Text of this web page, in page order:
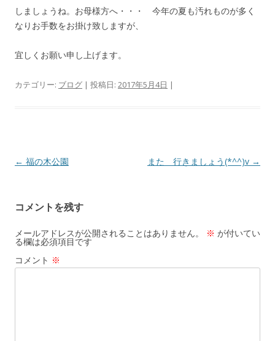
しましょうね。お母様方へ・・・ 今年の夏も汚れものが多く
なりお手数をお掛け致しますが、
宜しくお願い申し上げます。
カテゴリー: ブログ | 投稿日: 2017年5月4日 |
投
ビ
ゲ
ー
シ
← 福の木公園 また 行きましょう(*^^)v →
コメントを残す
メールアドレスが公開されることはありません。 ※ が付いてい
る欄は必須項目です
コメント ※